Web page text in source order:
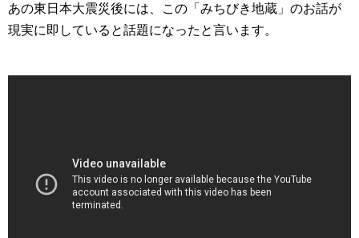
あの東日本大震災後には、この「みちびき地蔵」のお話が
現実に即していると話題になったと言います。